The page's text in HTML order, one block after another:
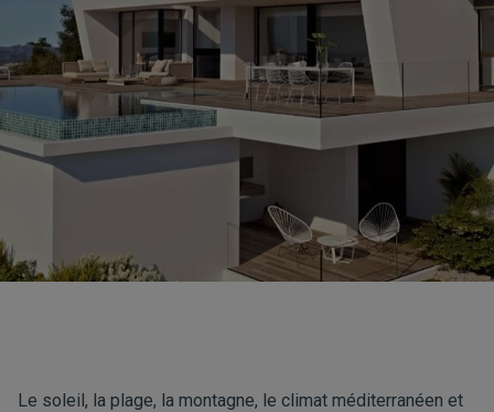
Le soleil, la plage, la montagne, le climat méditerranéen et